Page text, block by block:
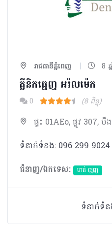
រាជធានីភ្នំពេញ | 8 ឆ្
គ្លីនិកធ្មេញ អរ៉លម៉េក​
0 (8 ពិន្ទុ)
ផ្ទះ 01AEo, ផ្លូវ
ទំនាក់ទំនង: 096 299 9024
ជំនាញ/ឯកទេស:
មាត់ ធ្មេញ
ទំនាក់ទំ